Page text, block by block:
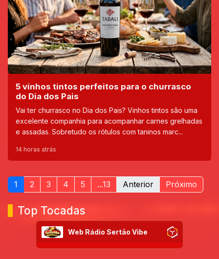
5 vinhos tintos perfeitos para o churrasco
do Dia dos Pais
Vai ter churrasco no Dia dos Pais? Vinhos tintos são uma
excelente companhia para acompanhar carnes grelhadas
e assadas. Sobretudo os rótulos com taninos marc...
14 horas atrás
1 2 3 4 5 ...13 Anterior Próximo
Top Tocadas
Web Rádio Sertão Vibe